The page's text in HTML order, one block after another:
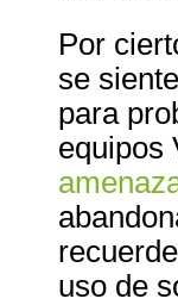
Por
se
para
equipos
uso de